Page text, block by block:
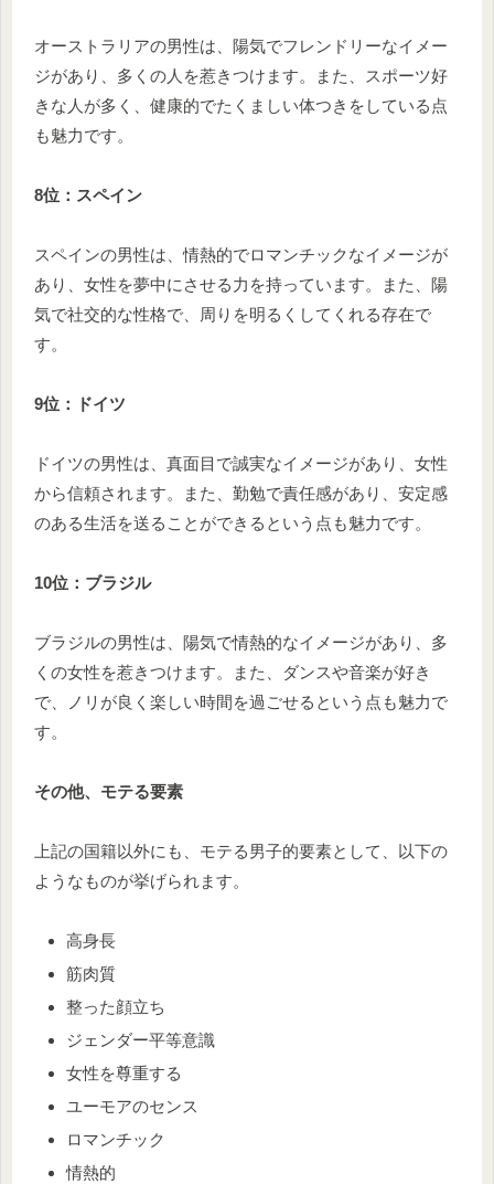
オーストラリアの男性は、陽気でフレンドリーなイメー
ジがあり、多くの人を惹きつけます。また、スポーツ好
きな人が多く、健康的でたくましい体つきをしている点
も魅力です。
8位：スペイン
スペインの男性は、情熱的でロマンチックなイメージが
あり、女性を夢中にさせる力を持っています。また、陽
気で社交的な性格で、周りを明るくしてくれる存在で
す。
9位：ドイツ
ドイツの男性は、真面目で誠実なイメージがあり、女性
から信頼されます。また、勤勉で責任感があり、安定感
のある生活を送ることができるという点も魅力です。
10位：ブラジル
ブラジルの男性は、陽気で情熱的なイメージがあり、多
くの女性を惹きつけます。また、ダンスや音楽が好き
で、ノリが良く楽しい時間を過ごせるという点も魅力で
す。
その他、モテる要素
上記の国籍以外にも、モテる男子的要素として、以下の
ようなものが挙げられます。
高身長
筋肉質
整った顔立ち
ジェンダー平等意識
女性を尊重する
ユーモアのセンス
ロマンチック
情熱的